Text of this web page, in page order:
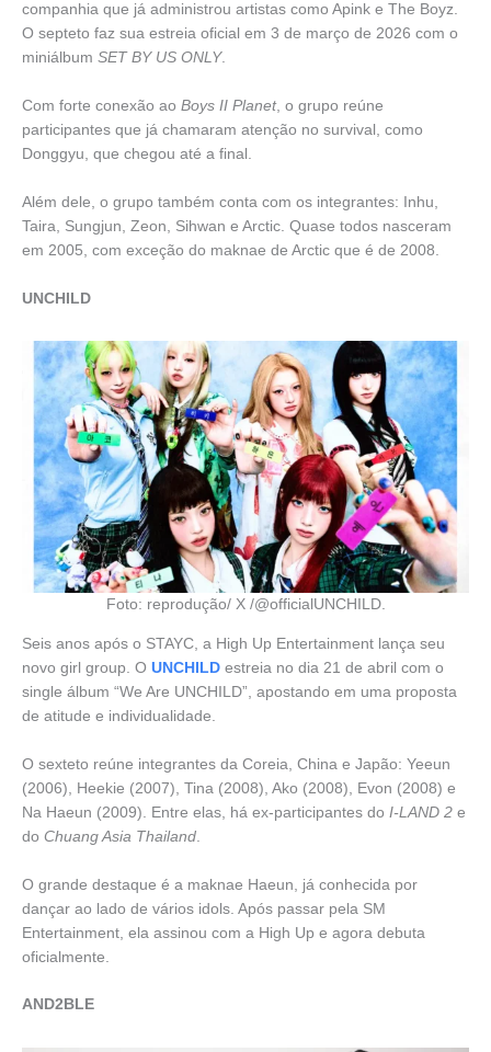
companhia que já administrou artistas como Apink e The Boyz.
O septeto faz sua estreia oficial em 3 de março de 2026 com o
miniálbum SET BY US ONLY.
Com forte conexão ao Boys II Planet, o grupo reúne
participantes que já chamaram atenção no survival, como
Donggyu, que chegou até a final.
Além dele, o grupo também conta com os integrantes: Inhu,
Taira, Sungjun, Zeon, Sihwan e Arctic. Quase todos nasceram
em 2005, com exceção do maknae de Arctic que é de 2008.
UNCHILD
Foto: reprodução/ X /@officialUNCHILD.
Seis anos após o STAYC, a High Up Entertainment lança seu
novo girl group. O UNCHILD estreia no dia 21 de abril com o
single álbum “We Are UNCHILD”, apostando em uma proposta
de atitude e individualidade.
O sexteto reúne integrantes da Coreia, China e Japão: Yeeun
(2006), Heekie (2007), Tina (2008), Ako (2008), Evon (2008) e
Na Haeun (2009). Entre elas, há ex-participantes do I-LAND 2 e
do Chuang Asia Thailand
O grande destaque é a maknae Haeun, já conhecida por
dançar ao lado de vários idols. Após passar pela SM
Entertainment, ela assinou com a High Up e agora debuta
oficialmente.
AND2BLE